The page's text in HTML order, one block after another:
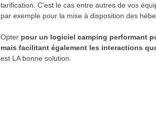
tarification. C’est le cas entre autres de vos
par exemple pour la mise à disposition des
Opter pour un logiciel camping performant
mais facilitant également les interactions
est LA bonne solution.